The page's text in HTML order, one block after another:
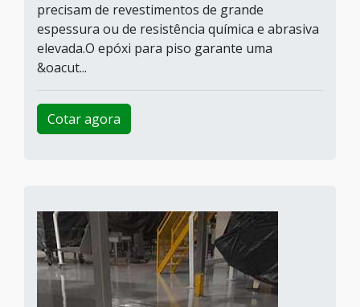
precisam de revestimentos de grande
espessura ou de resistência química e abrasiva
elevada.O epóxi para piso garante uma
&oacut...
Cotar agora